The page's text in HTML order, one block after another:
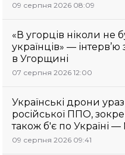
09 серпня 2026 08:09
«В угорців ніколи
українців» —
в Угорщині
07 серпня 2026 12:00
Українські дрони
російської ППО,
також б'є по Україні
09 серпня 2026 09:41